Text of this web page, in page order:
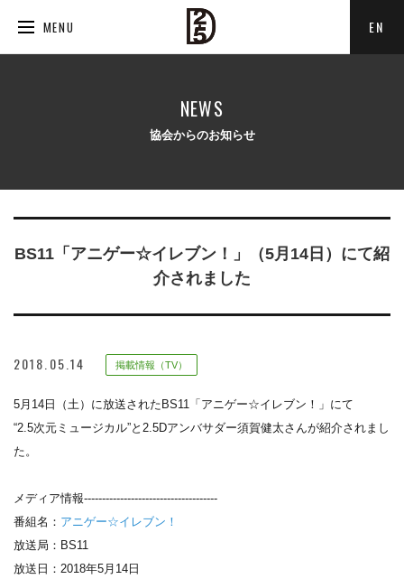
MENU EN
NEWS
協会からのお知らせ
BS11「アニゲー☆イレブン！」（5月14日）にて紹
介されました
2018.05.14 掲載情報（TV）
5月14日（土）に放送されたBS11「アニゲー☆イレブン！」にて
“2.5次元ミュージカル”と2.5Dアンバサダー須賀健太さんが紹介されまし
た。
メディア情報-------------------------------------
番組名： アニゲー☆イレブン！
放送局：BS11
放送日：2018年5月14日